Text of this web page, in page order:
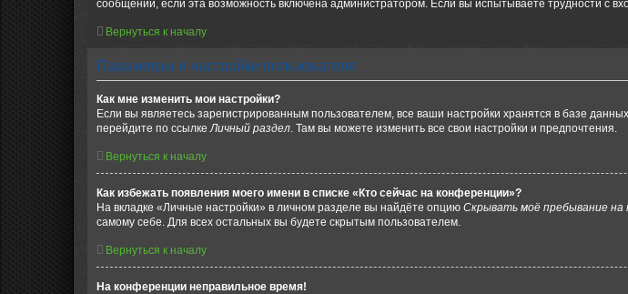
сообщений, если эта возможность включена администратором. Если вы испытываете трудности
Вернуться к началу
Параметры и настройки пользователя
Как мне изменить мои настройки?
Если вы являетесь зарегистрированным пользователем, все ваши настройки хранятся в базе
перейдите по ссылкеЛичный раздел. Там вы можете изменить все свои настройки и предпочтения.
Вернуться к началу
Как избежать появления моего имени в списке «Кто сейчас на конференции»?
На вкладке «Личные настройки» в личном разделе вы найдёте опцию Скрывать моё пребывание на
самому себе. Для всех остальных вы будете скрытым пользователем.
Вернуться к началу
На конференции неправильное время!